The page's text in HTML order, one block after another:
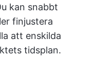
kan snabbt
finjustera
att enskilda
tidsplan.